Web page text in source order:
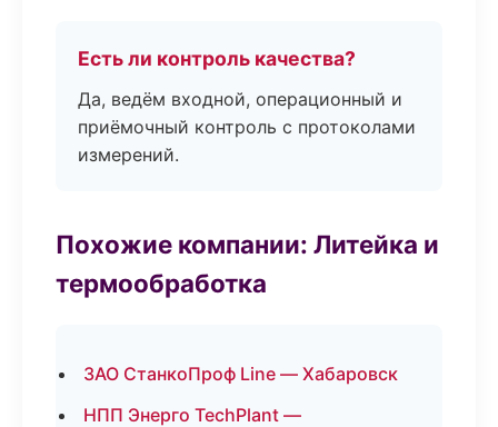
Есть ли контроль качества?
Да, ведём входной, операционный и
приёмочный контроль с протоколами
измерений.
Похожие компании: Литейка и
термообработка
ЗАО СтанкоПроф Line — Хабаровск
НПП Энерго TechPlant —